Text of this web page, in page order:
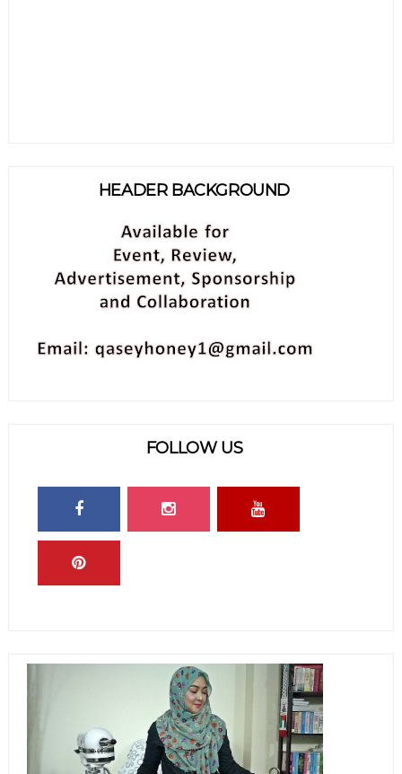
HEADER BACKGROUND
FOLLOW US